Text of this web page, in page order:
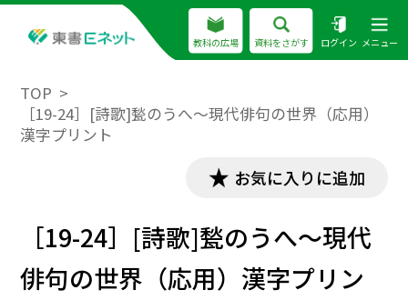
教科の広場 資料をさがす ログイン メニュー
TOP
［19-24］[詩歌]甃のうへ～現代俳句の世界（応用）
漢字プリント
お気に入りに追加
［19-24］[詩歌]甃のうへ～現代
俳句の世界（応用）漢字プリン